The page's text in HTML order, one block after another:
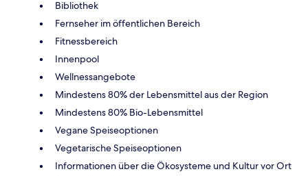
Bibliothek
Fernseher im öffentlichen Bereich
Fitnessbereich
Innenpool
Wellnessangebote
Mindestens 80% der Lebensmittel aus der Region
Mindestens 80% Bio-Lebensmittel
Vegane Speiseoptionen
Vegetarische Speiseoptionen
Informationen über die Ökosysteme und Kultur vor Ort